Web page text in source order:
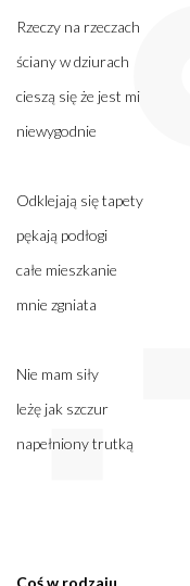
Rzeczy na rzeczach
ściany w dziurach
cieszą się że jest mi
niewygodnie
Odklejają się tapety
pękają podłogi
całe mieszkanie
mnie zgniata
Nie mam siły
leżę jak szczur
napełniony trutką
Coś w rodzaju